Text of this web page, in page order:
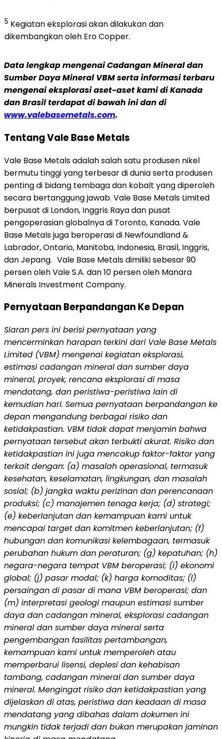
5 Kegiatan eksplorasi akan dilakukan dan
dikembangkan oleh Ero Copper.
Data lengkap mengenai Cadangan Mineral dan
Sumber Daya Mineral VBM serta informasi terbaru
mengenai eksplorasi aset-aset kami di Kanada
dan Brasil terdapat di bawah ini dan di
www.valebasemetals.com.
Tentang Vale Base Metals
Vale Base Metals adalah salah satu produsen nikel
bermutu tinggi yang terbesar di dunia serta produsen
penting di bidang tembaga dan kobalt yang diperoleh
secara bertanggung jawab. Vale Base Metals Limited
berpusat di London, Inggris Raya dan pusat
pengoperasian globalnya di Toronto, Kanada. Vale
Base Metals juga beroperasi di Newfoundland &
Labrador, Ontario, Manitoba, Indonesia, Brasil, Inggris,
dan Jepang. Vale Base Metals dimiliki sebesar 90
persen oleh Vale S.A. dan 10 persen oleh Manara
Minerals Investment Company.
Pernyataan Berpandangan Ke Depan
Siaran pers ini berisi pernyataan yang
mencerminkan harapan terkini dari Vale Base Metals
Limited (VBM) mengenai kegiatan eksplorasi,
estimasi cadangan mineral dan sumber daya
mineral, proyek, rencana eksplorasi di masa
mendatang, dan peristiwa-peristiwa lain di
kemudian hari. Semua pernyataan berpandangan ke
depan mengandung berbagai risiko dan
ketidakpastian. VBM tidak dapat menjamin bahwa
pernyataan tersebut akan terbukti akurat. Risiko dan
ketidakpastian ini juga mencakup faktor-faktor yang
terkait dengan: (a) masalah operasional, termasuk
kesehatan, keselamatan, lingkungan, dan masalah
sosial; (b) jangka waktu perizinan dan perencanaan
produksi; (c) manajemen tenaga kerja; (d) strategi;
(e) keberlanjutan dan kemampuan kami untuk
mencapai target dan komitmen keberlanjutan; (f)
hubungan dan komunikasi kelembagaan, termasuk
perubahan hukum dan peraturan; (g) kepatuhan; (h)
negara-negara tempat VBM beroperasi; (i) ekonomi
global; (j) pasar modal; (k) harga komoditas; (l)
persaingan di pasar di mana VBM beroperasi; dan
(m) interpretasi geologi maupun estimasi sumber
daya dan cadangan mineral, eksplorasi cadangan
mineral dan sumber daya mineral serta
pengembangan fasilitas pertambangan,
kemampuan kami untuk memperoleh atau
memperbarui lisensi, deplesi dan kehabisan
tambang, cadangan mineral dan sumber daya
mineral. Mengingat risiko dan ketidakpastian yang
dijelaskan di atas, peristiwa dan keadaan di masa
mendatang yang dibahas dalam dokumen ini
mungkin tidak terjadi dan bukan merupakan jaminan